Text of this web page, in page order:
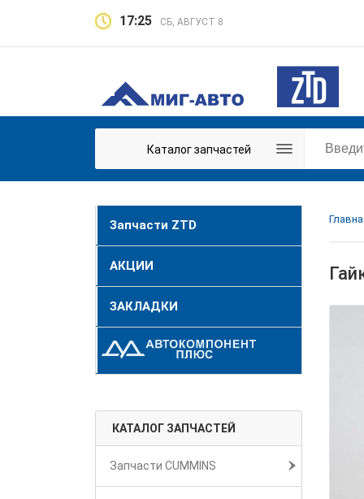
17:25 СБ, АВГУСТ 8
Каталог запчастей
Запчасти ZTD
АКЦИИ
ЗАКЛАДКИ
КАТАЛОГ ЗАПЧАСТЕЙ
Запчасти CUMMINS